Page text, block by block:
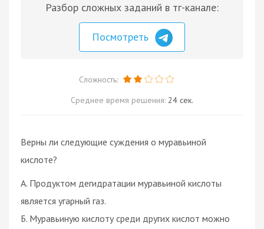
Разбор сложных заданий в тг-канале:
Посмотреть
Сложность:
Среднее время решения: 24 сек.
Верны ли следующие суждения о муравьиной
кислоте?
А. Продуктом дегидратации муравьиной кислоты
является угарный газ.
Б. Муравьиную кислоту среди других кислот можно